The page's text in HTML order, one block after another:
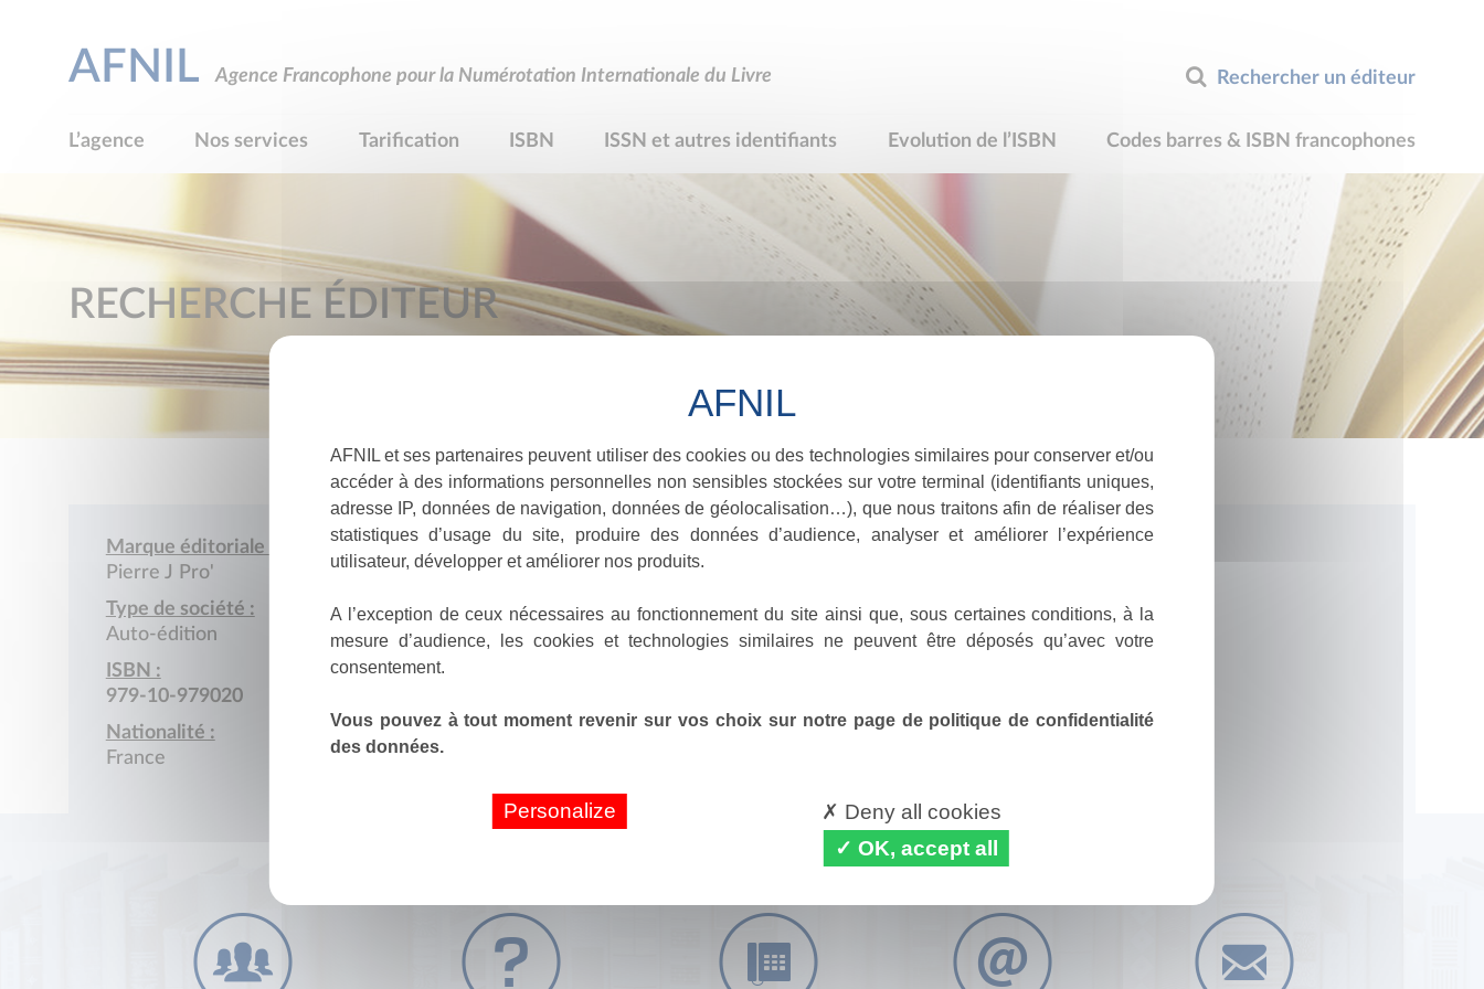
Rechercher un éditeur
AFNIL Agence Francophone pour la Numérotation Internationale du Livre
L’agence Nos services Tarification ISBN ISSN et autres identifiants Evolution de l’ISBN Codes barres & ISBN francophones
RECHERCHE ÉDITEUR
Marque éditoriale :
Pierre J Pro'
Type de société :
Auto-édition
ISBN :
979-10-979020
Nationalité :
France
AFNIL et ses partenaires peuvent utiliser des cookies ou des technologies similaires pour conserver et/ou
accéder à des informations personnelles non sensibles stockées sur votre terminal (identifiants uniques,
adresse IP, données de navigation, données de géolocalisation…), que nous traitons afin de réaliser des
statistiques d’usage du site, produire des données d’audience, analyser et améliorer l’expérience
utilisateur, développer et améliorer nos produits.
A l’exception de ceux nécessaires au fonctionnement du site ainsi que, sous certaines conditions, à la
mesure d’audience, les cookies et technologies similaires ne peuvent être déposés qu’avec votre
consentement.
Vous pouvez à tout moment revenir sur vos choix sur notre page de politique de confidentialité
des données.
Personalize
Deny all cookies
OK, accept all